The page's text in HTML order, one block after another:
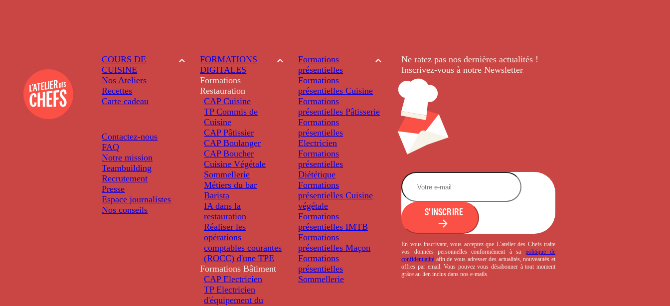
COURS DE
CUISINE
Nos Ateliers
Recettes
Carte cadeau
Contactez-nous
FAQ
Notre mission
Teambuilding
Recrutement
Presse
Espace journalistes
Nos conseils
FORMATIONS
DIGITALES
Formations
Restauration
CAP Cuisine
TP Commis de
Cuisine
CAP Pâtissier
CAP Boulanger
CAP Boucher
Cuisine Végétale
Sommellerie
Métiers du bar
Barista
IA dans la
restauration
Réaliser les
opérations
comptables courantes
(ROCC) d'une TPE
Formations Bâtiment
CAP Electricien
TP Electricien
d'équipement du
Formations
présentielles
Formations
présentielles Cuisine
Formations
présentielles Pâtisserie
Formations
présentielles
Electricien
Formations
présentielles
Diététique
Formations
présentielles Cuisine
végétale
Formations
présentielles IMTB
Formations
présentielles Maçon
Formations
présentielles
Sommellerie
Ne ratez pas nos dernièresactualités !
Inscrivez-vous à notre Newsletter.
S'INSCRIRE
En vous inscrivant, vous acceptez que L’atelier des Chefs traite
vos données personnelles conformément à sa politique de
confidentialité afin de vous adresser des actualités, nouveautés et
offres par email. Vous pouvez vous désabonner à tout moment
grâce au lien inclus dans nos e-mails.